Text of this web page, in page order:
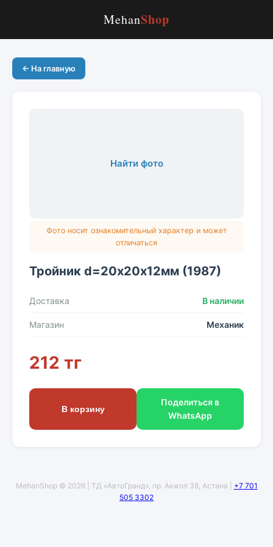
MehanShop
← На главную
Найти фото
Фото носит ознакомительный характер и может
отличаться
Тройник d=20х20х12мм (1987)
Доставка В наличии
Магазин Механик
212 тг
В корзину
Поделиться в
WhatsApp
MehanShop © 2026 | ТД «АвтоГранд», пр. Акжол 38, Астана | +7 701
505 3302